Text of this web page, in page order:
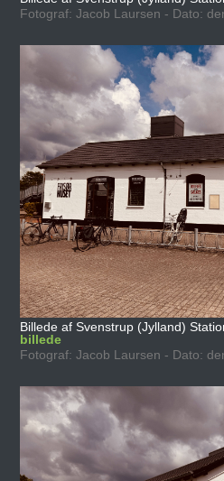
Fotograf: Jacob Laursen - Dato:
Billede af Svenstrup (Jylland)
billede
Fotograf: Jacob Laursen - Dato: